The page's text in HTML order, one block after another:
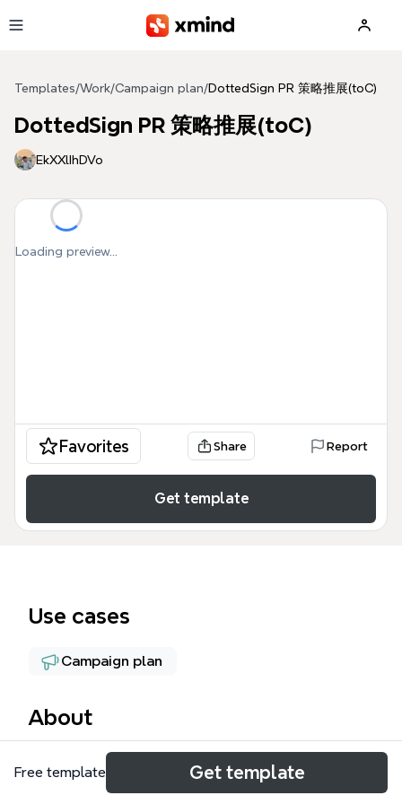
Templates/Work/Campaign plan/DottedSign PR 策略推展(toC)
DottedSign PR 策略推展(toC)
EkXXlIhDVo
Loading preview...
Favorites Share Report
Get template
Use cases
Campaign plan
About
DottedSign PR 策略推展(toC) 思維導圖專為 B2C 行銷
團隊設計，涵蓋兩大核心策略——「提升品牌整體知名
Free template Get template